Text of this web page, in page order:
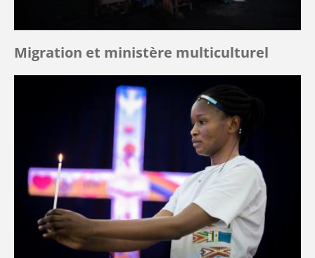
Migration et ministère multiculturel